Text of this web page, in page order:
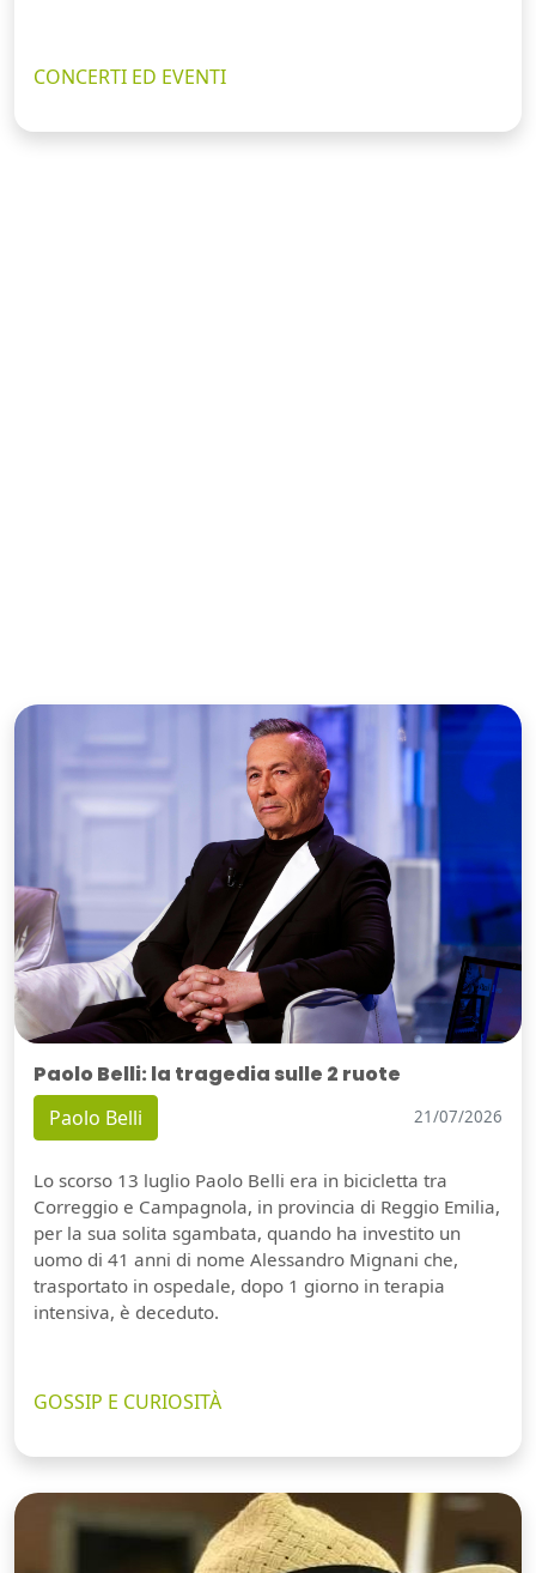
CONCERTI ED EVENTI
Paolo Belli: la tragedia sulle 2 ruote
Paolo Belli 21/07/2026
Lo scorso 13 luglio Paolo Belli era in bicicletta tra
Correggio e Campagnola, in provincia di Reggio Emilia,
per la sua solita sgambata, quando ha investito un
uomo di 41 anni di nome Alessandro Mignani che,
trasportato in ospedale, dopo 1 giorno in terapia
intensiva, è deceduto.
GOSSIP E CURIOSITÀ